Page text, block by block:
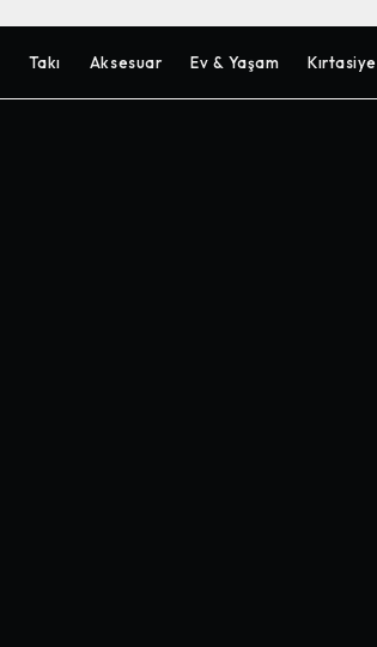
Takı Aksesuar Ev & Yaşam Kırtasiye